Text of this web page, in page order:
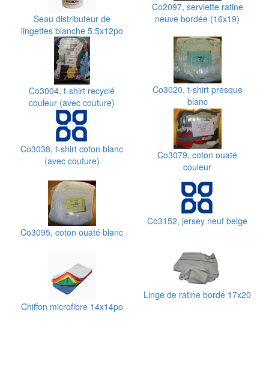
Seau distributeur de
lingettes blanche 5.5x12po
Co2097, serviette ratine
neuve bordée (16x19)
Co3004, t-shirt recyclé
couleur (avec couture)
Co3020, t-shirt presque
blanc
Co3038, t-shirt coton blanc
(avec couture)
Co3079, coton ouaté
couleur
Co3095, coton ouaté blanc
Co3152, jersey neuf beige
Chiffon microfibre 14x14po
Linge de ratine bordé 17x20